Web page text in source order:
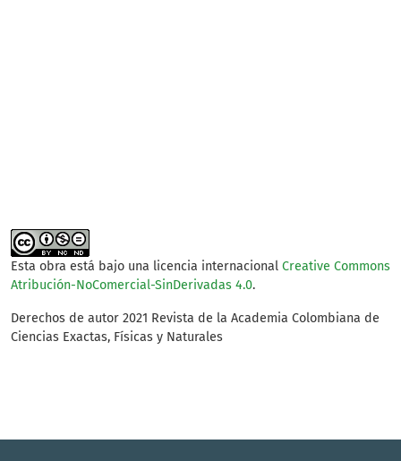
Esta obra está bajo una licencia internacional Creative Commons
Atribución-NoComercial-SinDerivadas 4.0.
Derechos de autor 2021 Revista de la Academia Colombiana de
Ciencias Exactas, Físicas y Naturales